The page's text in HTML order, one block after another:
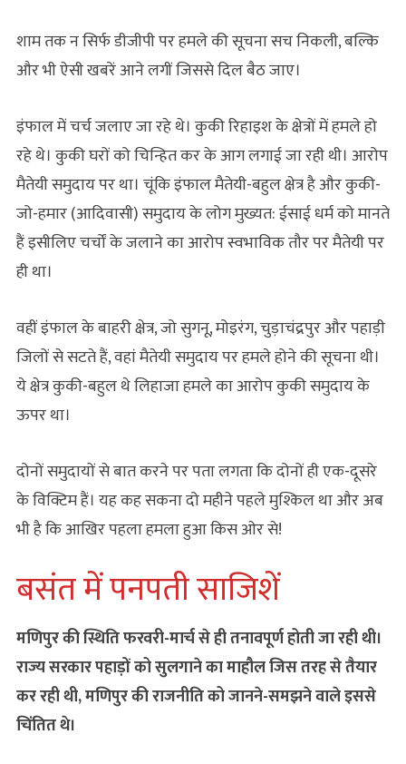
शाम तक न सिर्फ डीजीपी पर हमले की सूचना सच निकली, बल्कि
और भी ऐसी खबरें आने लगीं जिससे दिल बैठ जाए।
इंफाल में चर्च जलाए जा रहे थे। कुकी रिहाइश के क्षेत्रों में हमले हो
रहे थे। कुकी घरों को चिन्हित कर के आग लगाई जा रही थी। आरोप
मैतेयी समुदाय पर था। चूंकि इंफाल मैतेयी-बहुल क्षेत्र है और कुकी-
जो-हमार (आदिवासी) समुदाय के लोग मुख्यत: ईसाई धर्म को मानते
हैं इसीलिए चर्चों के जलाने का आरोप स्वभाविक तौर पर मैतेयी पर
ही था।
वहीं इंफाल के बाहरी क्षेत्र, जो सुगनू, मोइरंग, चुड़ाचंद्रपुर और पहाड़ी
जिलों से सटते हैं, वहां मैतेयी समुदाय पर हमले होने की सूचना थी।
ये क्षेत्र कुकी-बहुल थे लिहाजा हमले का आरोप कुकी समुदाय के
ऊपर था।
दोनों समुदायों से बात करने पर पता लगता कि दोनों ही एक-दूसरे
के विक्टिम हैं। यह कह सकना दो महीने पहले मुश्किल था और अब
भी है कि आखिर पहला हमला हुआ किस ओर से!
बसंत में पनपती साजिशें
मणिपुर की स्थिति फरवरी-मार्च से ही तनावपूर्ण होती जा रही थी।
राज्‍य सरकार पहाड़ों को सुलगाने का माहौल जिस तरह से तैयार
कर रही थी, मणिपुर की राजनीति को जानने-समझने वाले इससे
चिंतित थे।